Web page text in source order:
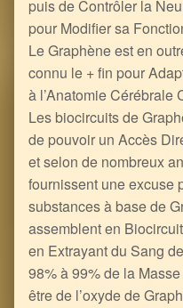
puis de Contrôler la
pour Modifier sa
Le Graphène est en
connu le + fin pour
à l’Anatomie Cérébrale
Les biocircuits de
de pouvoir un Accès
et selon de nombreux
fournissent une excuse
substances à base de
assemblent en
en Extrayant du Sang
98% à 99% de la
être de l’oxyde de